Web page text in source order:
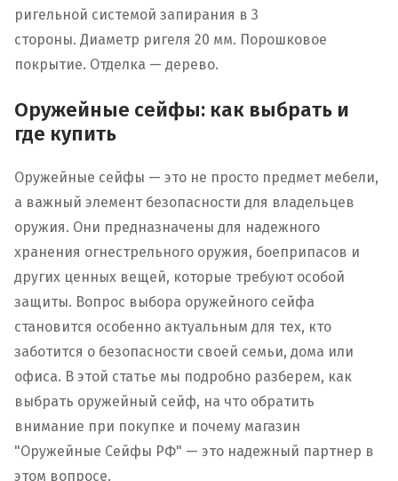
ригельной системой запирания в 3
стороны. Диаметр ригеля 20 мм. Порошковое
покрытие. Отделка — дерево.
Оружейные сейфы: как выбрать и
где купить
Оружейные сейфы — это не просто предмет мебели,
а важный элемент безопасности для владельцев
оружия. Они предназначены для надежного
хранения огнестрельного оружия, боеприпасов и
других ценных вещей, которые требуют особой
защиты. Вопрос выбора оружейного сейфа
становится особенно актуальным для тех, кто
заботится о безопасности своей семьи, дома или
офиса. В этой статье мы подробно разберем, как
выбрать оружейный сейф, на что обратить
внимание при покупке и почему магазин
"Оружейные Сейфы РФ" — это надежный партнер в
этом вопросе.